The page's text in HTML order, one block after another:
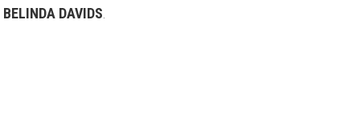
BELINDA DAVIDS.